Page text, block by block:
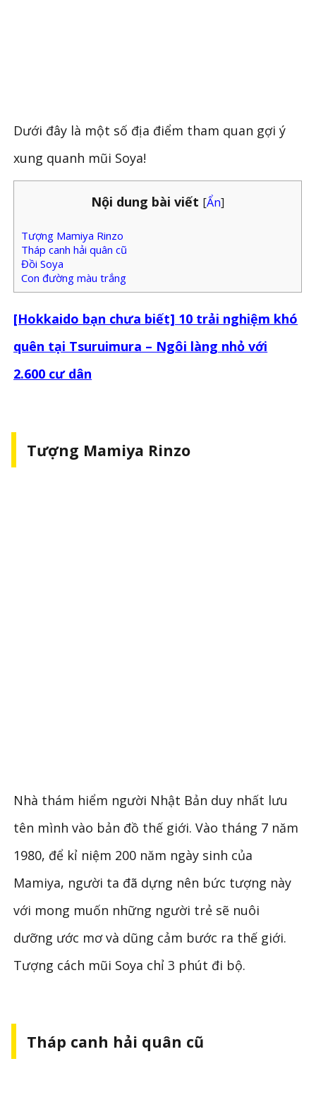
Dưới đây là một số địa điểm tham quan gợi ý
xung quanh mũi Soya!
Nội dung bài viết [Ẩn]
Tượng Mamiya Rinzo
Tháp canh hải quân cũ
Đồi Soya
Con đường màu trắng
[Hokkaido bạn chưa biết] 10 trải nghiệm khó
quên tại Tsuruimura – Ngôi làng nhỏ với
2.600 cư dân
Tượng Mamiya Rinzo
Nhà thám hiểm người Nhật Bản duy nhất lưu
tên mình vào bản đồ thế giới. Vào tháng 7 năm
1980, để kỉ niệm 200 năm ngày sinh của
Mamiya, người ta đã dựng nên bức tượng này
với mong muốn những người trẻ sẽ nuôi
dưỡng ước mơ và dũng cảm bước ra thế giới.
Tượng cách mũi Soya chỉ 3 phút đi bộ.
Tháp canh hải quân cũ